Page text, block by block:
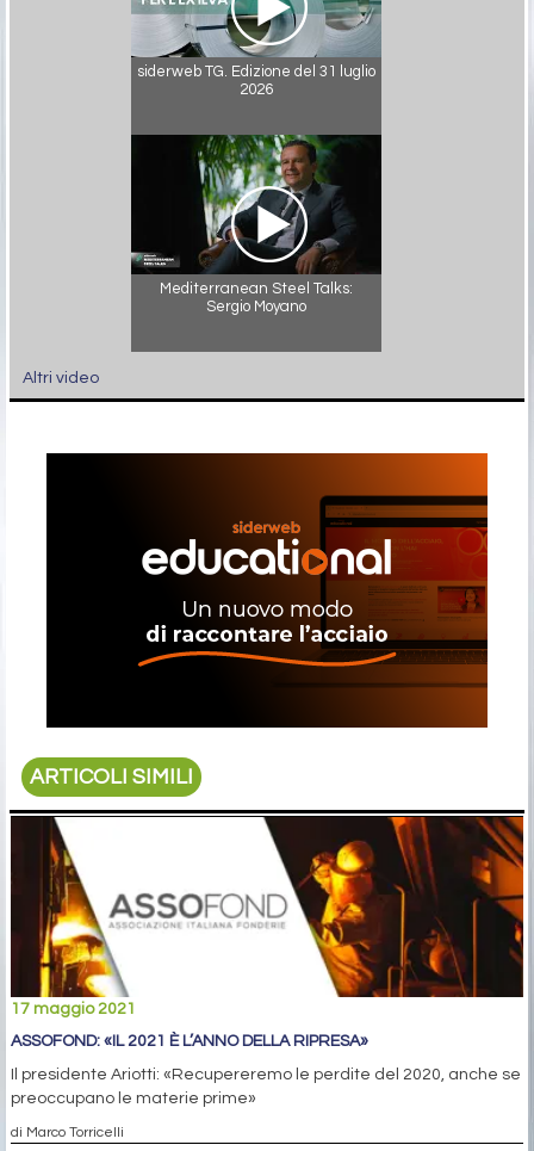
siderweb TG. Edizione del 31 luglio
2026
Mediterranean Steel Talks:
Sergio Moyano
Altri video
ARTICOLI SIMILI
17 maggio 2021
ASSOFOND: «IL 2021 È L’ANNO DELLA RIPRESA»
Il presidente Ariotti: «Recupereremo le perdite del 2020, anche se
preoccupano le materie prime»
di Marco Torricelli